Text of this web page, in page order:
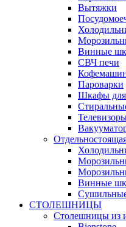
Вытяжки
Винные
СВЧ печи
Пароварки
Шкафы для
Винные
СТОЛЕШНИЦЫ
Столешницы из